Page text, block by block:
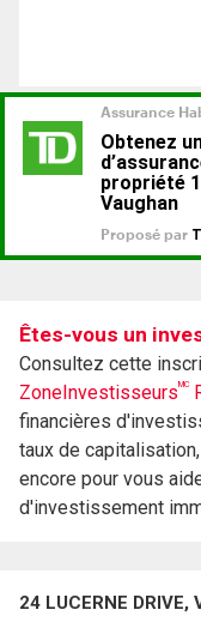
Êtes-vous un
Consultez cette
ZoneInvestisseursMC
financières
taux de
encore pour vous
d'investissement
24 LUCERNE